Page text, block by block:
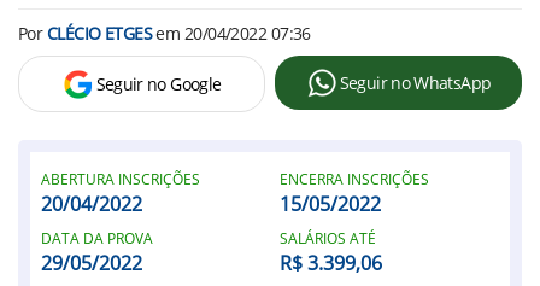
PorCLÉCIO ETGESem 20/04/2022 07:36
Seguir no Google Seguir no WhatsApp
ABERTURA INSCRIÇÕES
20/04/2022
ENCERRA INSCRIÇÕES
15/05/2022
DATA DA PROVA
29/05/2022
SALÁRIOS ATÉ
R$ 3.399,06